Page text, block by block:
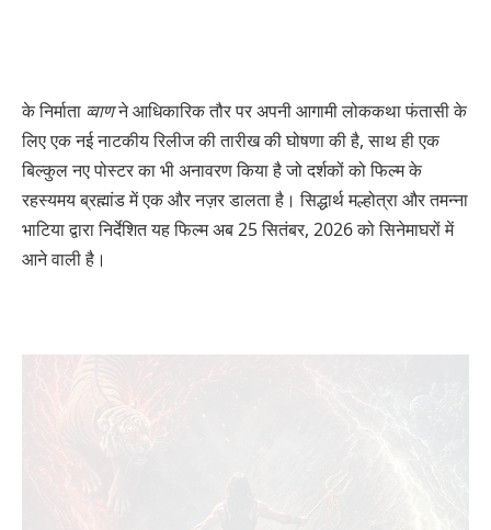
के निर्माता व्वाणने आधिकारिक तौर पर अपनी आगामी लोककथा फंतासी के
लिए एक नई नाटकीय रिलीज की तारीख की घोषणा की है, साथ ही एक
बिल्कुल नए पोस्टर का भी अनावरण किया है जो दर्शकों को फिल्म के
रहस्यमय ब्रह्मांड में एक और नज़र डालता है। सिद्धार्थ मल्होत्रा ​​और तमन्ना
भाटिया द्वारा निर्देशित यह फिल्म अब 25 सितंबर, 2026 को सिनेमाघरों में
आने वाली है।